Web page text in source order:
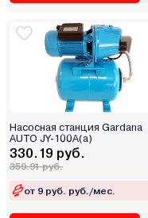
Насосная станция Gardana
AUTO JY-100A(a)
330.19 руб.
359.91 руб.
от 9 руб. руб./мес.